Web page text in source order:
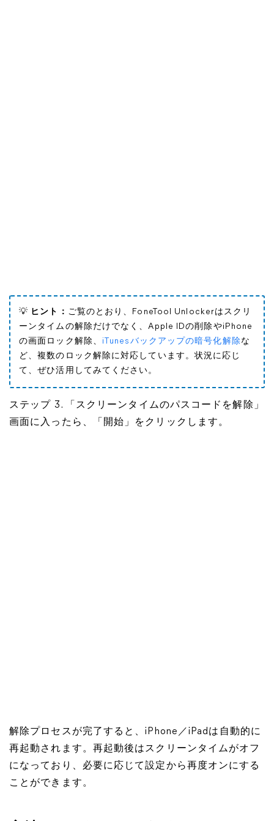
💡 ヒント： ご覧のとおり、FoneTool Unlockerはスクリ
ーンタイムの解除だけでなく、Apple IDの削除やiPhone
の画面ロック解除、 iTunesバックアップの暗号化解除 な
ど、複数のロック解除に対応しています。状況に応じ
て、ぜひ活用してみてください。
ステップ 3. 「スクリーンタイムのパスコードを解除」
画面に入ったら、「開始」をクリックします。
解除プロセスが完了すると、iPhone／iPadは自動的に
再起動されます。再起動後はスクリーンタイムがオフ
になっており、必要に応じて設定から再度オンにする
ことができます。